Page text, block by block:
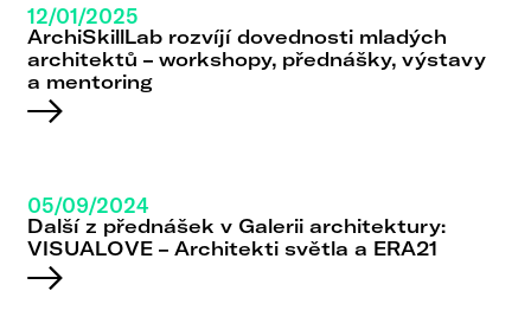
12/01/2025
ArchiSkillLab rozvíjí dovednosti mladých
architektů – workshopy, přednášky, výstavy
a mentoring
05/09/2024
Další z přednášek v Galerii architektury:
VISUALOVE – Architekti světla a ERA21